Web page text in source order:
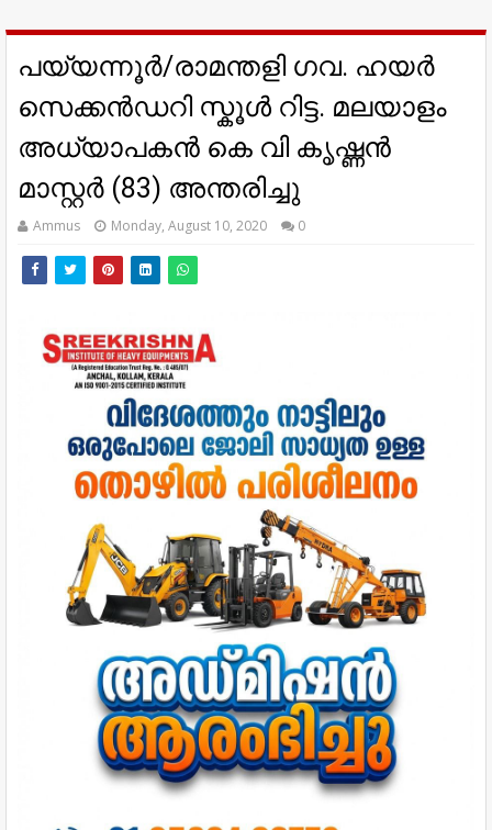
പയ്യന്നൂർ/രാമന്തളി ഗവ. ഹയർ
സെക്കൻഡറി സ്കൂൾ റിട്ട. മലയാളം
അധ്യാപകൻ കെ വി കൃഷ്ണൻ
മാസ്റ്റർ (83) അന്തരിച്ചു
Ammus Monday, August 10, 2020 0